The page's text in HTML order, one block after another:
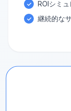
✓ ROIシミ
✓ 継続的な